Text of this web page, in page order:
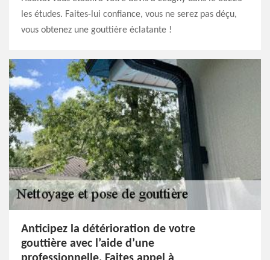
les études. Faites-lui confiance, vous ne serez pas déçu,
vous obtenez une gouttière éclatante !
Anticipez la détérioration de votre
gouttière avec l’aide d’une